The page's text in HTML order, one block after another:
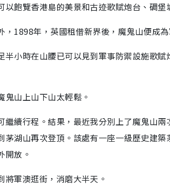
飽覽香港島的美景和古迹歌賦炮台、碉堡
1898年，英國租借新界後，魔鬼山便成
半小時在山腰已可以見到軍事防禦設施歌
山上山下山太輕鬆。
續行程。結果，最近我分別上了魔鬼山
茅湖山再次登頂。該處有一座一級歷史建
開放。
軍澳逛街，消磨大半天。